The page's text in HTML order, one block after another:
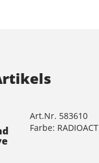
Art.Nr. 583610
Farbe: